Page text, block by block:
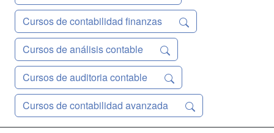
Cursos de contabilidad finanzas
Cursos de análisis contable
Cursos de auditoria contable
Cursos de contabilidad avanzada